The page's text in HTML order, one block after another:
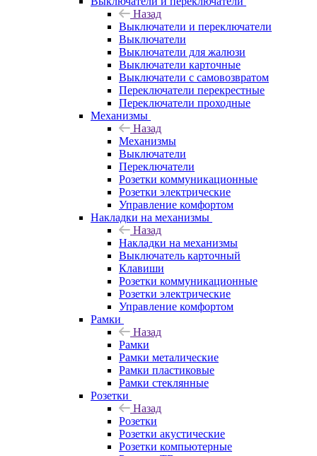
Назад
Выключатели и переключатели
Выключатели
Выключатели для жалюзи
Выключатели карточные
Выключатели с самовозвратом
Переключатели перекрестные
Переключатели проходные
Механизмы
Назад
Механизмы
Выключатели
Переключатели
Розетки коммуникационные
Розетки электрические
Управление комфортом
Накладки на механизмы
Назад
Накладки на механизмы
Выключатель карточный
Клавиши
Розетки коммуникационные
Розетки электрические
Управление комфортом
Рамки
Назад
Рамки
Рамки металические
Рамки пластиковые
Рамки стеклянные
Розетки
Назад
Розетки
Розетки акустические
Розетки компьютерные